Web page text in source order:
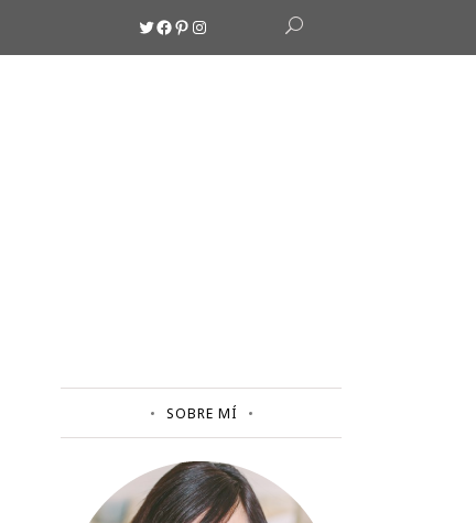
Twitter
Facebook
Pinterest
Instagram
SOBRE MÍ